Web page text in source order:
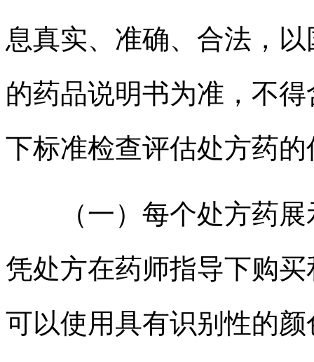
息真实、准确、合法，
的药品说明书为准，不
下标准检查评估处方药
（一）每个处方药展
凭处方在药师指导下购
可以使用具有识别性的